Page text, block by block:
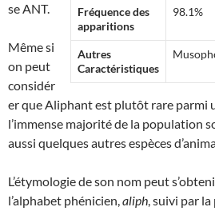
Fréquence des
apparitions
98.1%
Autres
Caractéristiques
se ANT.
Même si
on peut
considér
er que Aliphant est plutôt rare parmi
l’immense majorité de la population
aussi quelques autres espèces
L’étymologie de son nom peut
l’alphabet phénicien,aliph, suivi par